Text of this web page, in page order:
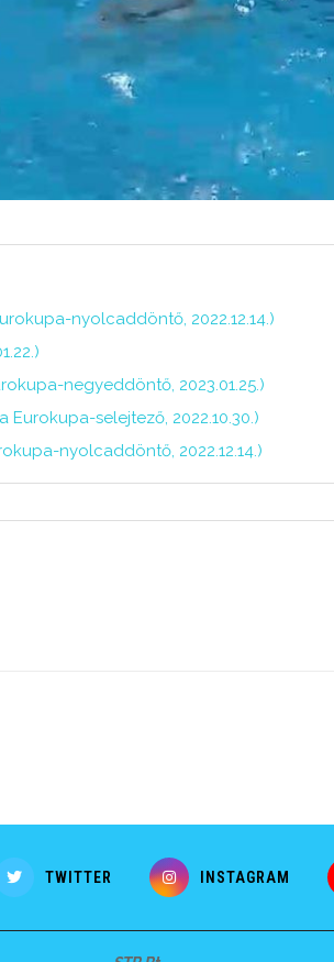
nyolcaddöntő, 2022.12.14.)
negyeddöntő, 2023.01.25.)
selejtező, 2022.10.30.)
nyolcaddöntő, 2022.12.14.)
TWITTER INSTAGRAM